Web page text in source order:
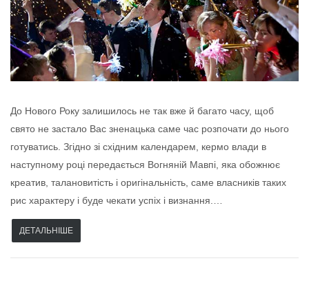
До Нового Року залишилось не так вже й багато часу, щоб
свято не застало Вас зненацька саме час розпочати до нього
готуватись. Згідно зі східним календарем, кермо влади в
наступному році передається Вогняній Мавпі, яка обожнює
креатив, талановитість і оригінальність, саме власників таких
рис характеру і буде чекати успіх і визнання.…
ДЕТАЛЬНІШЕ